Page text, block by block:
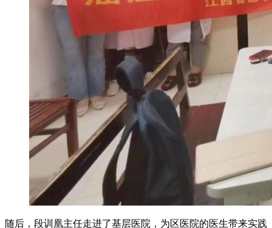
随后，段训凰主任走进了基层医院，为区医院的医生带来实践